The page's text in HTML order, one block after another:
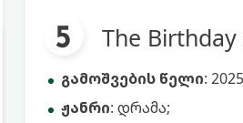
The
გამოშვების წელი:
ჟანრი: დრამა;